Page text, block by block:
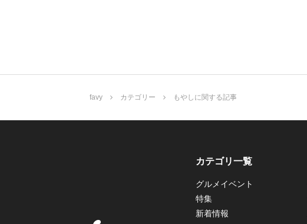
favy カテゴリー もやしに関する記事
カテゴリ一覧
グルメイベント
特集
新着情報